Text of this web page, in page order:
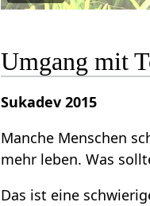
Umgang mit
Sukadev 2015
Manche Menschen
mehr leben. Was
Das ist eine